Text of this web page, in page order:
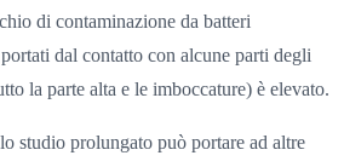
di contaminazione da batteri
dal contatto con alcune parti degli
la parte alta e le imboccature) è elevato.
studio prolungato può portare ad altre